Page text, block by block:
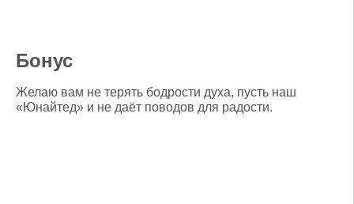
Бонус
Желаю вам не терять бодрости духа, пусть наш
«Юнайтед» и не даёт поводов для радости.